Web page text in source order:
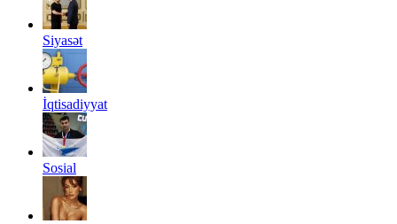
Siyasət
İqtisadiyyat
Sosial